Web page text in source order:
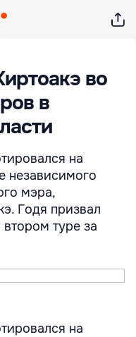
во
в
на
независимого
мэра,
Годя призвал
втором туре за
на